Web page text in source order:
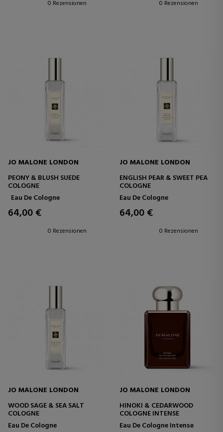
0 Rezensionen 0 Rezensionen
JO MALONE LONDON
PEONY & BLUSH SUEDE
COLOGNE
Eau De Cologne
64,00 €
0 Rezensionen
JO MALONE LONDON
ENGLISH PEAR & SWEET PEA
COLOGNE
Eau De Cologne
64,00 €
0 Rezensionen
JO MALONE LONDON
WOOD SAGE & SEA SALT
COLOGNE
Eau De Cologne
JO MALONE LONDON
HINOKI & CEDARWOOD
COLOGNE INTENSE
Eau De Cologne Intense